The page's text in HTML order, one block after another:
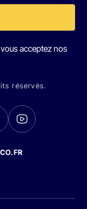
acceptez nos
réservés.